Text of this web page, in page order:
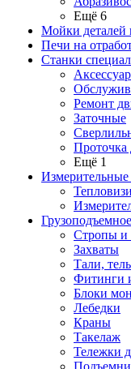
Ещё 6
Мойки деталей
Печи на
Станки
Ремонт
Заточные
Проточка
Ещё 1
Стропы и
Захваты
Тали,
Фитинги
Блоки
Лебедки
Краны
Такелаж
Тележки